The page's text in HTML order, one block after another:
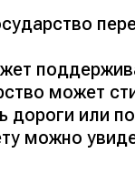
может
дороги или
можно